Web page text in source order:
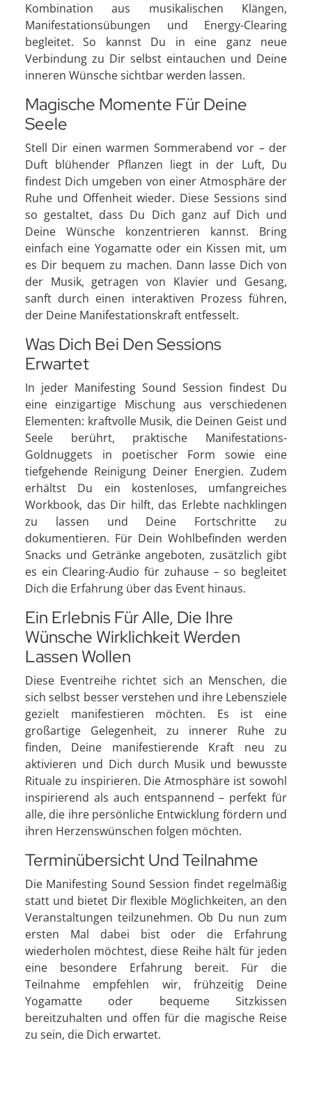
Kombination aus musikalischen Klängen,
Manifestationsübungen und Energy-Clearing
begleitet. So kannst Du in eine ganz neue
Verbindung zu Dir selbst eintauchen und Deine
inneren Wünsche sichtbar werden lassen.
Magische Momente Für Deine
Seele
Stell Dir einen warmen Sommerabend vor – der
Duft blühender Pflanzen liegt in der Luft, Du
findest Dich umgeben von einer Atmosphäre der
Ruhe und Offenheit wieder. Diese Sessions sind
so gestaltet, dass Du Dich ganz auf Dich und
Deine Wünsche konzentrieren kannst. Bring
einfach eine Yogamatte oder ein Kissen mit, um
es Dir bequem zu machen. Dann lasse Dich von
der Musik, getragen von Klavier und Gesang,
sanft durch einen interaktiven Prozess führen,
der Deine Manifestationskraft entfesselt.
Was Dich Bei Den Sessions
Erwartet
In jeder Manifesting Sound Session findest Du
eine einzigartige Mischung aus verschiedenen
Elementen: kraftvolle Musik, die Deinen Geist und
Seele berührt, praktische Manifestations-
Goldnuggets in poetischer Form sowie eine
tiefgehende Reinigung Deiner Energien. Zudem
erhältst Du ein kostenloses, umfangreiches
Workbook, das Dir hilft, das Erlebte nachklingen
zu lassen und Deine Fortschritte zu
dokumentieren. Für Dein Wohlbefinden werden
Snacks und Getränke angeboten, zusätzlich gibt
es ein Clearing-Audio für zuhause – so begleitet
Dich die Erfahrung über das Event hinaus.
Ein Erlebnis Für Alle, Die Ihre
Wünsche Wirklichkeit Werden
Lassen Wollen
Diese Eventreihe richtet sich an Menschen, die
sich selbst besser verstehen und ihre Lebensziele
gezielt manifestieren möchten. Es ist eine
großartige Gelegenheit, zu innerer Ruhe zu
finden, Deine manifestierende Kraft neu zu
aktivieren und Dich durch Musik und bewusste
Rituale zu inspirieren. Die Atmosphäre ist sowohl
inspirierend als auch entspannend – perfekt für
alle, die ihre persönliche Entwicklung fördern und
ihren Herzenswünschen folgen möchten.
Terminübersicht Und Teilnahme
Die Manifesting Sound Session findet regelmäßig
statt und bietet Dir flexible Möglichkeiten, an den
Veranstaltungen teilzunehmen. Ob Du nun zum
ersten Mal dabei bist oder die Erfahrung
wiederholen möchtest, diese Reihe hält für jeden
eine besondere Erfahrung bereit. Für die
Teilnahme empfehlen wir, frühzeitig Deine
Yogamatte oder bequeme Sitzkissen
bereitzuhalten und offen für die magische Reise
zu sein, die Dich erwartet.